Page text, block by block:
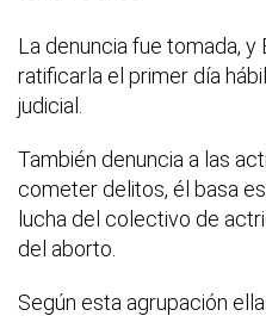
La denuncia fue tomada, y
ratificarla el primer día
judicial.
También denuncia a las
cometer delitos, él basa
lucha del colectivo de
del aborto.
Según esta agrupación